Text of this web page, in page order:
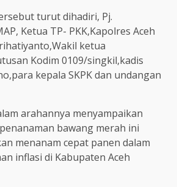
turut dihadiri, Pj.
Ketua TP- PKK,Kapolres Aceh
ketua
Kodim 0109/singkil,kadis
kepala SKPK dan undangan
arahannya menyampaikan
bawang merah ini
menanam cepat panen dalam
inflasi di Kabupaten Aceh